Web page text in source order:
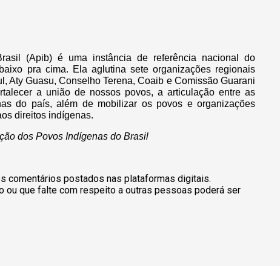
(Apib) é uma instância de referência nacional do
pra cima. Ela aglutina sete organizações regionais
Aty Guasu, Conselho Terena, Coaib e Comissão Guarani
a união de nossos povos, a articulação entre as
do país, além de mobilizar os povos e organizações
direitos indígenas.
dos Povos Indígenas do Brasil
comentários postados nas plataformas digitais.
ou que falte com respeito a outras pessoas poderá ser